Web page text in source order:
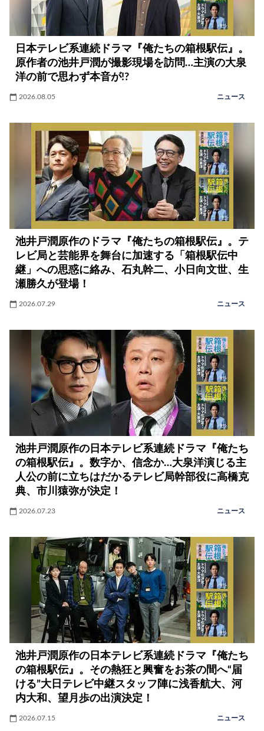
日本テレビ系連続ドラマ『俺たちの箱根駅伝』。
原作者の池井戸潤が撮影現場を訪問…主演の大泉
洋の前で思わず本音が!?
2026.08.05 ニュース
池井戸潤原作のドラマ『俺たちの箱根駅伝』。テ
レビ局と芸能界を舞台に加速する「箱根駅伝中
継」への思惑に絡み、石丸幹二、小日向文世、生
瀬勝久が登場！
2026.07.29 ニュース
池井戸潤原作の日本テレビ系連続ドラマ『俺たち
の箱根駅伝』。数字か、信念か…大泉洋演じる主
人公の前に立ちはだかるテレビ局幹部役に高橋克
典、市川猿弥が決定！
2026.07.23 ニュース
池井戸潤原作の日本テレビ系連続ドラマ『俺たち
の箱根駅伝』。その熱狂と興奮をお茶の間へ“届
ける”大日テレビ中継スタッフ陣に浅香航大、河
内大和、望月歩の出演決定！
2026.07.15 ニュース